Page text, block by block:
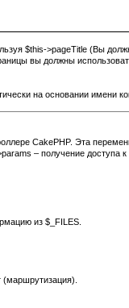
$this->pageTitle (Вы
вы должны
на основании имени
CakePHP. Эта
– получение доступа
из $_FILES.
(маршрутизация).